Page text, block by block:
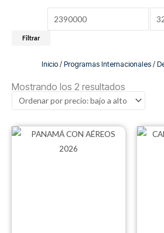
mínimo
Filtrar
Inicio/ Programas Internacionales/
Mostrando los 2 resultados
precio:
bajo
a